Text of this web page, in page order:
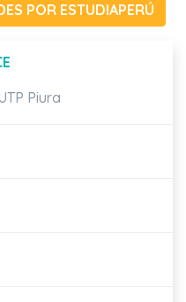
POR ESTUDIAPERÚ
Piura